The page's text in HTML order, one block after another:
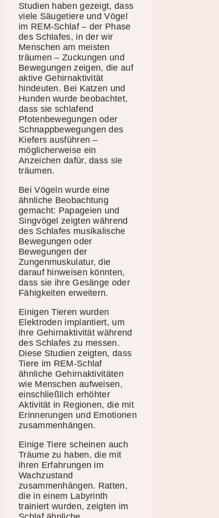
Studien haben gezeigt, dass
viele Säugetiere und Vögel
im REM-Schlaf – der Phase
des Schlafes, in der wir
Menschen am meisten
träumen – Zuckungen und
Bewegungen zeigen, die auf
aktive Gehirnaktivität
hindeuten. Bei Katzen und
Hunden wurde beobachtet,
dass sie schlafend
Pfotenbewegungen oder
Schnappbewegungen des
Kiefers ausführen –
möglicherweise ein
Anzeichen dafür, dass sie
träumen.
Bei Vögeln wurde eine
ähnliche Beobachtung
gemacht: Papageien und
Singvögel zeigten während
des Schlafes musikalische
Bewegungen oder
Bewegungen der
Zungenmuskulatur, die
darauf hinweisen könnten,
dass sie ihre Gesänge oder
Fähigkeiten erweitern.
Einigen Tieren wurden
Elektroden implantiert, um
ihre Gehirnaktivität während
des Schlafes zu messen.
Diese Studien zeigten, dass
Tiere im REM-Schlaf
ähnliche Gehirnaktivitäten
wie Menschen aufweisen,
einschließlich erhöhter
Aktivität in Regionen, die mit
Erinnerungen und Emotionen
zusammenhängen.
Einige Tiere scheinen auch
Träume zu haben, die mit
ihren Erfahrungen im
Wachzustand
zusammenhängen. Ratten,
die in einem Labyrinth
trainiert wurden, zeigten im